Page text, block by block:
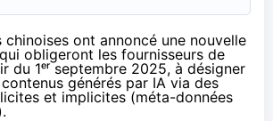
chinoises ont annoncé une nouvelle
obligeront les fournisseurs de
du 1ᵉʳ septembre 2025, à désigner
générés par IA via des
et implicites (méta-données